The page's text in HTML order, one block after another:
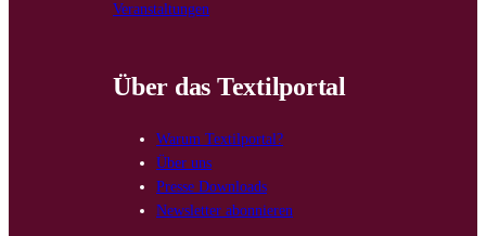
Veranstaltungen
Über das Textilportal
Warum Textilportal?
Über uns
Presse Downloads
Newsletter abonnieren